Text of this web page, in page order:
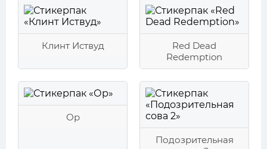
Клинт Иствуд
Red Dead
Redemption
Ор
Подозрительная